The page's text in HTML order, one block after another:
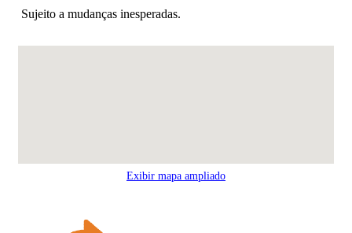
Sujeito a mudanças inesperadas.
Exibir mapa ampliado